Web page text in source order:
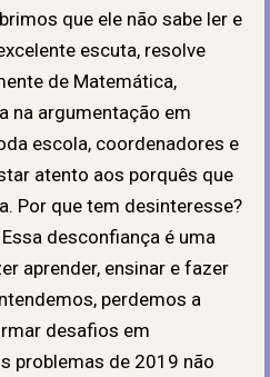
que ele não sabe ler e
escuta, resolve
de Matemática,
na argumentação em
escola, coordenadores e
atento aos porquês que
Por que tem desinteresse?
desconfiança é uma
aprender, ensinar e fazer
perdemos a
desafios em
problemas de 2019 não